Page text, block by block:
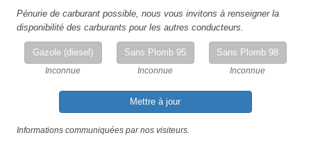
Pénurie de carburant possible, nous vous invitons à renseigner la
disponibilité des carburants pour les autres conducteurs.
Gazole (diesel)
Inconnue
Sans Plomb 95
Inconnue
Sans Plomb 98
Inconnue
Mettre à jour
Informations communiquées par nos visiteurs.